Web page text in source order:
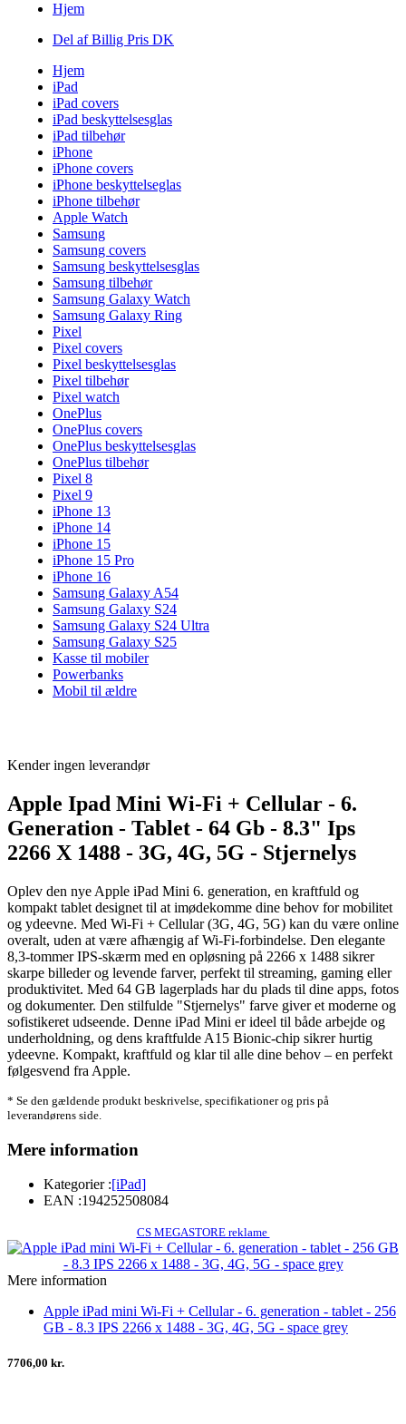
Hjem
Del af Billig Pris DK
Hjem
iPad
iPad covers
iPad beskyttelsesglas
iPad tilbehør
iPhone
iPhone covers
iPhone beskyttelseglas
iPhone tilbehør
Apple Watch
Samsung
Samsung covers
Samsung beskyttelsesglas
Samsung tilbehør
Samsung Galaxy Watch
Samsung Galaxy Ring
Pixel
Pixel covers
Pixel beskyttelsesglas
Pixel tilbehør
Pixel watch
OnePlus
OnePlus covers
OnePlus beskyttelsesglas
OnePlus tilbehør
Pixel 8
Pixel 9
iPhone 13
iPhone 14
iPhone 15
iPhone 15 Pro
iPhone 16
Samsung Galaxy A54
Samsung Galaxy S24
Samsung Galaxy S24 Ultra
Samsung Galaxy S25
Kasse til mobiler
Powerbanks
Mobil til ældre
Kender ingen leverandør
Apple Ipad Mini Wi-Fi + Cellular - 6.
Generation - Tablet - 64 Gb - 8.3" Ips
2266 X 1488 - 3G, 4G, 5G - Stjernelys
Oplev den nye Apple iPad Mini 6. generation, en kraftfuld og
kompakt tablet designet til at imødekomme dine behov for mobilitet
og ydeevne. Med Wi-Fi + Cellular (3G, 4G, 5G) kan du være online
overalt, uden at være afhængig af Wi-Fi-forbindelse. Den elegante
8,3-tommer IPS-skærm med en opløsning på 2266 x 1488 sikrer
skarpe billeder og levende farver, perfekt til streaming, gaming eller
produktivitet. Med 64 GB lagerplads har du plads til dine apps, fotos
og dokumenter. Den stilfulde "Stjernelys" farve giver et moderne og
sofistikeret udseende. Denne iPad Mini er ideel til både arbejde og
underholdning, og dens kraftfulde A15 Bionic-chip sikrer hurtig
ydeevne. Kompakt, kraftfuld og klar til alle dine behov – en perfekt
følgesvend fra Apple.
* Se den gældende produkt beskrivelse, specifikationer og pris på
leverandørens side.
Mere information
Kategorier :[iPad]
EAN :194252508084
CS MEGASTORE reklame
Mere information
Apple iPad mini Wi-Fi + Cellular - 6. generation - tablet - 256
GB - 8.3 IPS 2266 x 1488 - 3G, 4G, 5G - space grey
7706,00 kr.